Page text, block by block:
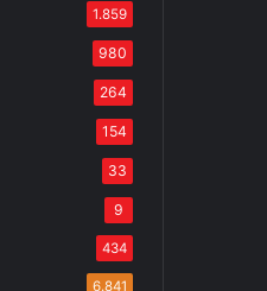
1.859
980
264
154
33
9
434
6.841